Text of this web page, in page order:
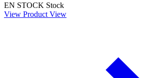
EN STOCK Stock
View Product View